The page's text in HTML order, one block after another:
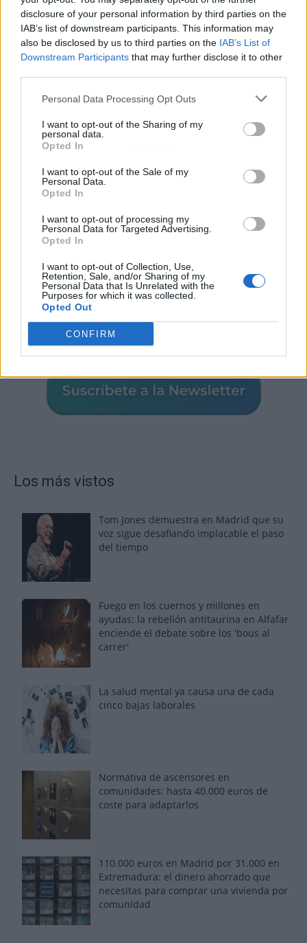
disclosure of your personal information by third parties on the
IAB’s list of downstream participants. This information may
also be disclosed by us to third parties on the IAB’s List of
Downstream Participants that may further disclose it to other
Personal Data Processing Opt Outs
I want to opt-out of the Sharing of my
personal data.
Opted In
I want to opt-out of the Sale of my
Personal Data.
Opted In
I want to opt-out of processing my
Personal Data for Targeted Advertising.
Opted In
I want to opt-out of Collection, Use,
Retention, Sale, and/or Sharing of my
Personal Data that Is Unrelated with the
Purposes for which it was collected.
Opted Out
CONFIRM
Los más vistos
Tom Jones demuestra en Madrid que su
voz sigue desafiando implacable el paso
del tiempo
Fuego en los cuernos y millones en
ayudas: la rebelión antitaurina en Alfafar
enciende el debate sobre los 'bous al
carrer'
La salud mental ya causa una de cada
cinco bajas laborales
Normativa de ascensores en
comunidades: hasta 40.000 euros de
coste para adaptarlos
110.000 euros en Madrid por 31.000 en
Extremadura: el dinero ahorrado que
necesitas para comprar una vivienda por
comunidad